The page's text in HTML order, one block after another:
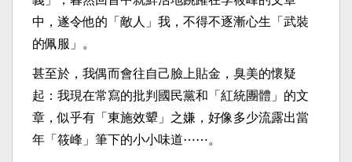
中，遂令他的「敵人」我，不得不逐漸心生「武裝
的佩服」。
甚至於，我偶而會往自己臉上貼金，臭美的懷疑
起：我現在常寫的批判國民黨和「紅統團體」的文
章，似乎有「東施效顰」之嫌，好像多少流露出當
年「筱峰」筆下的小小味道⋯⋯。